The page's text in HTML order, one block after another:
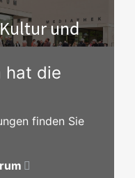
und
hat die
finden Sie